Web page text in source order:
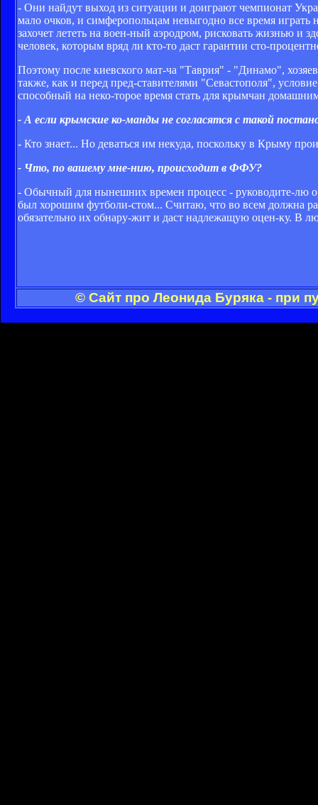
- Они найдут выход из ситуации и доиграют чемпионат
мало очков, и симферопольцам невыгодно все время
захочет лететь на воен­-ный аэродром, рисковать жизнью и
человек, которым вряд ли кто-то даст гарантии сто­-
Поэтому после киевского мат­-ча "Таврия" - "Динамо",
также, как и перед пред­-ставителями "Севастополя",
способный на неко­-торое время стать для крымчан
- А если крымские ко­-манды не согласятся с такой
- Кто знает... Но деваться им некуда, поскольку в Крыму
- Что, по вашему мне­-нию, происходит в ФФУ?
- Обычный для нынешних времен процесс - руководите­-лю
был хорошим футболи­-стом... Считаю, что во всем должна
обязательно их обнару­-жит и даст надлежащую оцен­-ку. В
© Сайт про Леонида Буряка - при